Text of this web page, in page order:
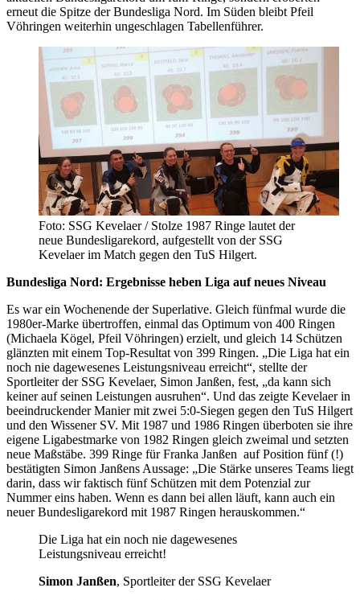
erneut die Spitze der Bundesliga Nord. Im Süden bleibt Pfeil
Vöhringen weiterhin ungeschlagen Tabellenführer.
Foto: SSG Kevelaer / Stolze 1987 Ringe lautet der
neue Bundesligarekord, aufgestellt von der SSG
Kevelaer im Match gegen den TuS Hilgert.
Bundesliga Nord: Ergebnisse heben Liga auf neues Niveau
Es war ein Wochenende der Superlative. Gleich fünfmal wurde die
1980er-Marke übertroffen, einmal das Optimum von 400 Ringen
(Michaela Kögel, Pfeil Vöhringen) erzielt, und gleich 14 Schützen
glänzten mit einem Top-Resultat von 399 Ringen. „Die Liga hat ein
noch nie dagewesenes Leistungsniveau erreicht“, stellte der
Sportleiter der SSG Kevelaer, Simon Janßen, fest, „da kann sich
keiner auf seinen Leistungen ausruhen“. Und das zeigte Kevelaer in
beeindruckender Manier mit zwei 5:0-Siegen gegen den TuS Hilgert
und den Wissener SV. Mit 1987 und 1986 Ringen überboten sie ihre
eigene Ligabestmarke von 1982 Ringen gleich zweimal und setzten
neue Maßstäbe. 399 Ringe für Franka Janßen auf Position fünf (!)
bestätigten Simon Janßens Aussage: „Die Stärke unseres Teams liegt
darin, dass wir faktisch fünf Schützen mit dem Potenzial zur
Nummer eins haben. Wenn es dann bei allen läuft, kann auch ein
neuer Bundesligarekord mit 1987 Ringen herauskommen.“
Die Liga hat ein noch nie dagewesenes
Leistungsniveau erreicht!
Simon Janßen, Sportleiter der SSG Kevelaer